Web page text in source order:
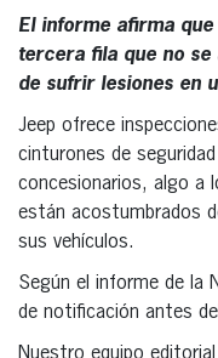
El informe afirma
tercera fila que no se
de sufrir lesiones en
Jeep ofrece
cinturones de
concesionarios, algo a
están acostumbrados
sus vehículos.
Según el informe de la
de notificación antes
Nuestro equipo